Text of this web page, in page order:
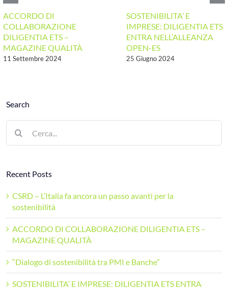
ACCORDO DI
COLLABORAZIONE
DILIGENTIA ETS –
MAGAZINE QUALITÀ
11 Settembre 2024
SOSTENIBILITA’ E
IMPRESE: DILIGENTIA ETS
ENTRA NELL’ALLEANZA
OPEN-ES
25 Giugno 2024
Search
per:
Recent Posts
CSRD – L’Italia fa ancora un passo avanti per la
sostenibilità
ACCORDO DI COLLABORAZIONE DILIGENTIA ETS –
MAGAZINE QUALITÀ
“Dialogo di sostenibilità tra PMI e Banche”
SOSTENIBILITA’ E IMPRESE: DILIGENTIA ETS ENTRA